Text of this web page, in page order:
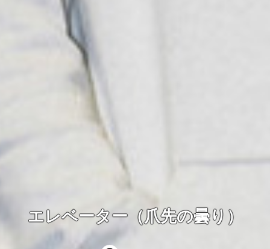
エレベーター（爪先の曇り）